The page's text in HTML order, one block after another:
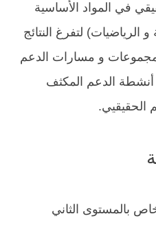
في المواد الأساسية
و الرياضيات) لتفرغ النتائج
و مسارات الدعم
أنشطة الدعم المكثف
بالمستوى الثاني